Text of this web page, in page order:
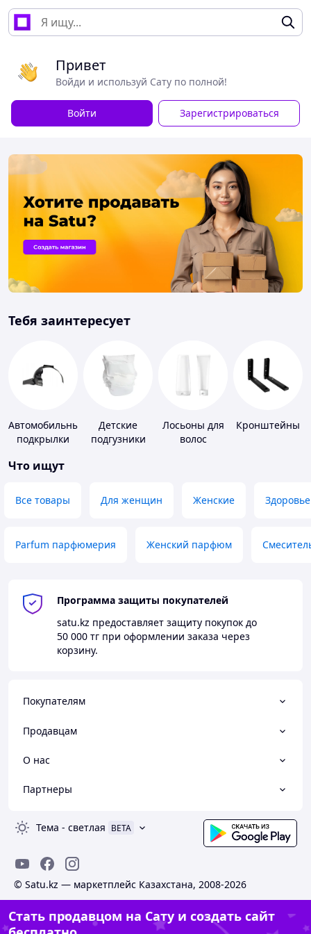
Привет
Войди и используй Сату по полной!
Войти Зарегистрироваться
Тебя заинтересует
Автомобильные
подкрылки
Детские
подгузники
Лосьоны для
волос
Кронштейны
Что ищут
Все товары Для женщин Женские Здоровье
Parfum парфюмерия Женский парфюм
Программа защиты покупателей
satu.kz предоставляет защиту покупок до
50 000 тг при оформлении заказа через
корзину.
Покупателям
Продавцам
О нас
Партнеры
Тема - светлая BETA
© Satu.kz — маркетплейс Казахстана, 2008-2026
Стать продавцом на Сату и создать сайт